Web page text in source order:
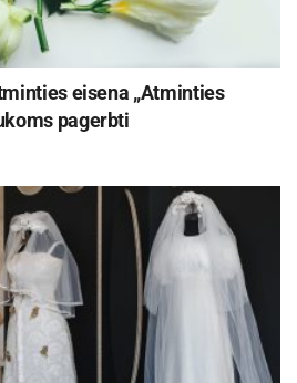
eisena „Atminties
pagerbti